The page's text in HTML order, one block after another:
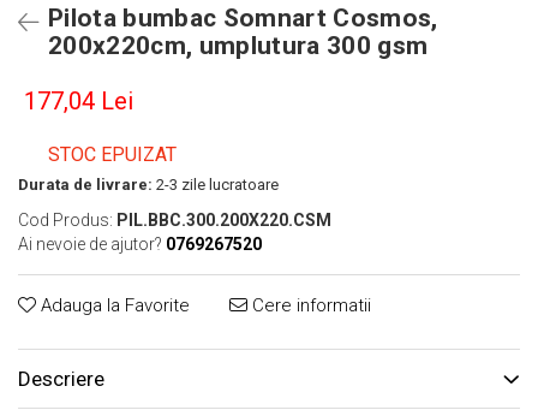
Pilota bumbac Somnart Cosmos,
200x220cm, umplutura 300 gsm
177,04 Lei
STOC EPUIZAT
Durata de livrare: 2-3 zile lucratoare
Cod Produs: PIL.BBC.300.200X220.CSM
Ai nevoie de ajutor? 0769267520
Adauga la Favorite Cere informatii
Descriere